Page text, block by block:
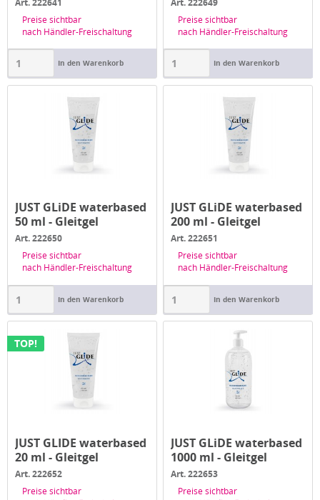
Art. 222641
Preise sichtbar
nach Händler-Freischaltung
In den Warenkorb
Art. 222649
Preise sichtbar
nach Händler-Freischaltung
In den Warenkorb
JUST GLiDE waterbased
50 ml - Gleitgel
Art. 222650
Preise sichtbar
nach Händler-Freischaltung
In den Warenkorb
JUST GLiDE waterbased
200 ml - Gleitgel
Art. 222651
Preise sichtbar
nach Händler-Freischaltung
In den Warenkorb
TOP!
JUST GLIDE waterbased
20 ml - Gleitgel
Art. 222652
Preise sichtbar
JUST GLiDE waterbased
1000 ml - Gleitgel
Art. 222653
Preise sichtbar